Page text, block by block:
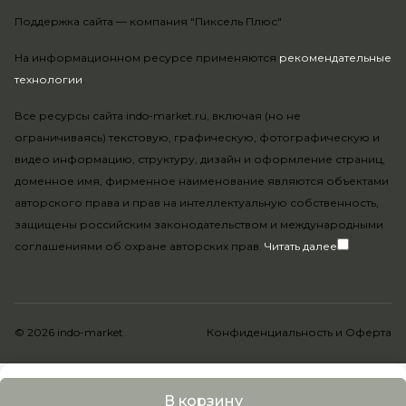
В корзину
На информационном ресурсе применяются рекомендательные
технологии.
Все ресурсы сайта indo-market.ru, включая (но не
ограничиваясь) текстовую, графическую, фотографическую и
видео информацию, структуру, дизайн и оформление страниц,
доменное имя, фирменное наименование являются объектами
авторского права и прав на интеллектуальную собственность,
защищены российским законодательством и международными
соглашениями об охране авторских прав. Читать далее
Поддержка сайта — компания "Пиксель Плюс"
© 2026 indo-market Конфиденциальность и Оферта